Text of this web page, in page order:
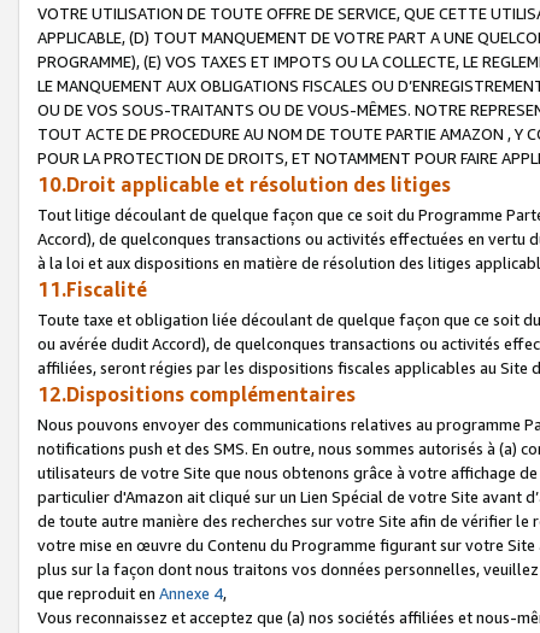
VOTRE UTILISATION DE TOUTE OFFRE DE SERVICE, QUE CETTE
APPLICABLE, (D) TOUT MANQUEMENT DE VOTRE PART A UNE
PROGRAMME), (E) VOS TAXES ET IMPOTS OU LA COLLECTE, LE
LE MANQUEMENT AUX OBLIGATIONS FISCALES OU
OU DE VOS SOUS-TRAITANTS OU DE VOUS-MÊMES. NOTRE
TOUT ACTE DE PROCEDURE AU NOM DE TOUTE PARTIE AMAZON , Y
POUR LA PROTECTION DE DROITS, ET NOTAMMENT POUR FAIRE
10.Droit applicable et résolution des litiges
Tout litige découlant de quelque façon que ce soit du Programme
Accord), de quelconques transactions ou activités effectuées en vertu
à la loi et aux dispositions en matière de résolution des litiges
11.Fiscalité
Toute taxe et obligation liée découlant de quelque façon que ce soit
ou avérée dudit Accord), de quelconques transactions ou activités
affiliées, seront régies par les dispositions fiscales applicables au Site
12.Dispositions complémentaires
Nous pouvons envoyer des communications relatives au programme
notifications push et des SMS. En outre, nous sommes autorisés à
utilisateurs de votre Site que nous obtenons grâce à votre affichage
particulier d'Amazon ait cliqué sur un Lien Spécial de votre Site avant
de toute autre manière des recherches sur votre Site afin de vérifier
votre mise en œuvre du Contenu du Programme figurant sur votre
plus sur la façon dont nous traitons vos données personnelles,
que reproduit en Annexe 4,
Vous reconnaissez et acceptez que (a) nos sociétés affiliées et nous-